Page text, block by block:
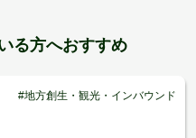
る方へおすすめ
#地方創生・観光・インバウンド